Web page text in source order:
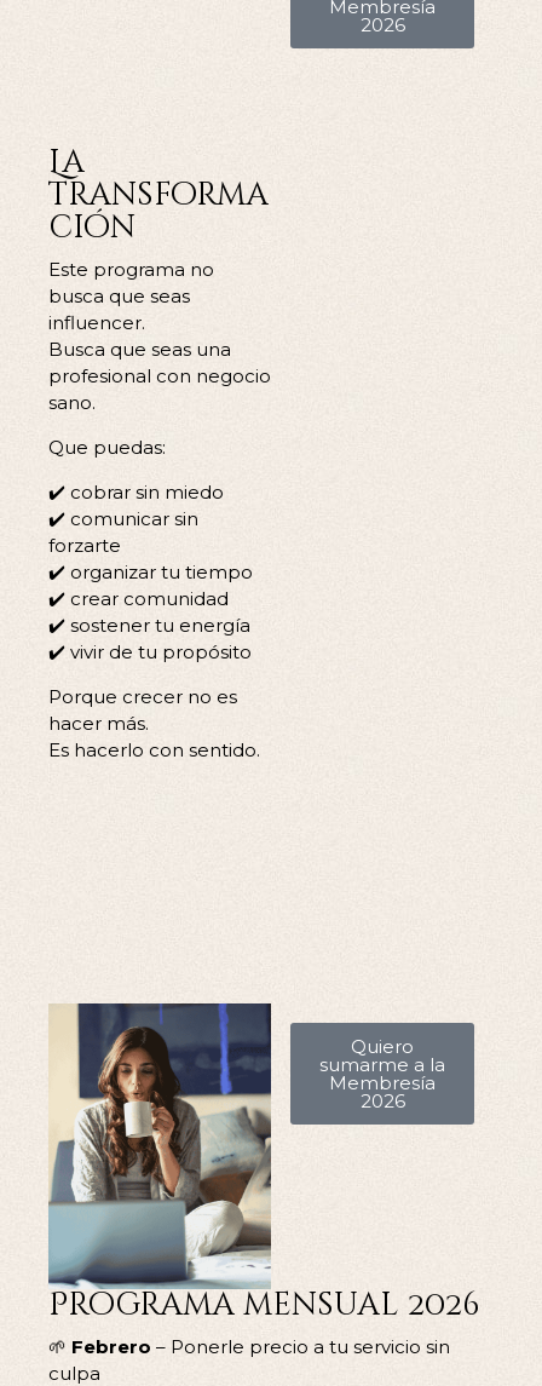
Membresía
2026
La
transforma
ción
Este programa no
busca que seas
influencer.
Busca que seas una
profesional con negocio
sano.
Que puedas:
✔️ cobrar sin miedo
✔️ comunicar sin
forzarte
✔️ organizar tu tiempo
✔️ crear comunidad
✔️ sostener tu energía
✔️ vivir de tu propósito
Porque crecer no es
hacer más.
Es hacerlo con sentido.
Quiero
sumarme a la
Membresía
2026
Programa mensual 2026
🌱 Febrero – Ponerle precio a tu servicio sin
culpa